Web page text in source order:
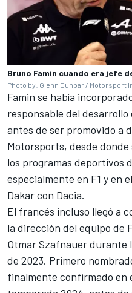
Bruno Famin cuando era jefe
Photo by: Glenn Dunbar / Motorsport
Famin se había
responsable del desarrollo
antes de ser promovido a
Motorsports, desde
los programas deportivos
especialmente en F1 y en
Dakar con Dacia.
El francés incluso llegó a
la dirección del equipo de
Otmar Szafnauer durante
de 2023. Primero
finalmente confirmado en